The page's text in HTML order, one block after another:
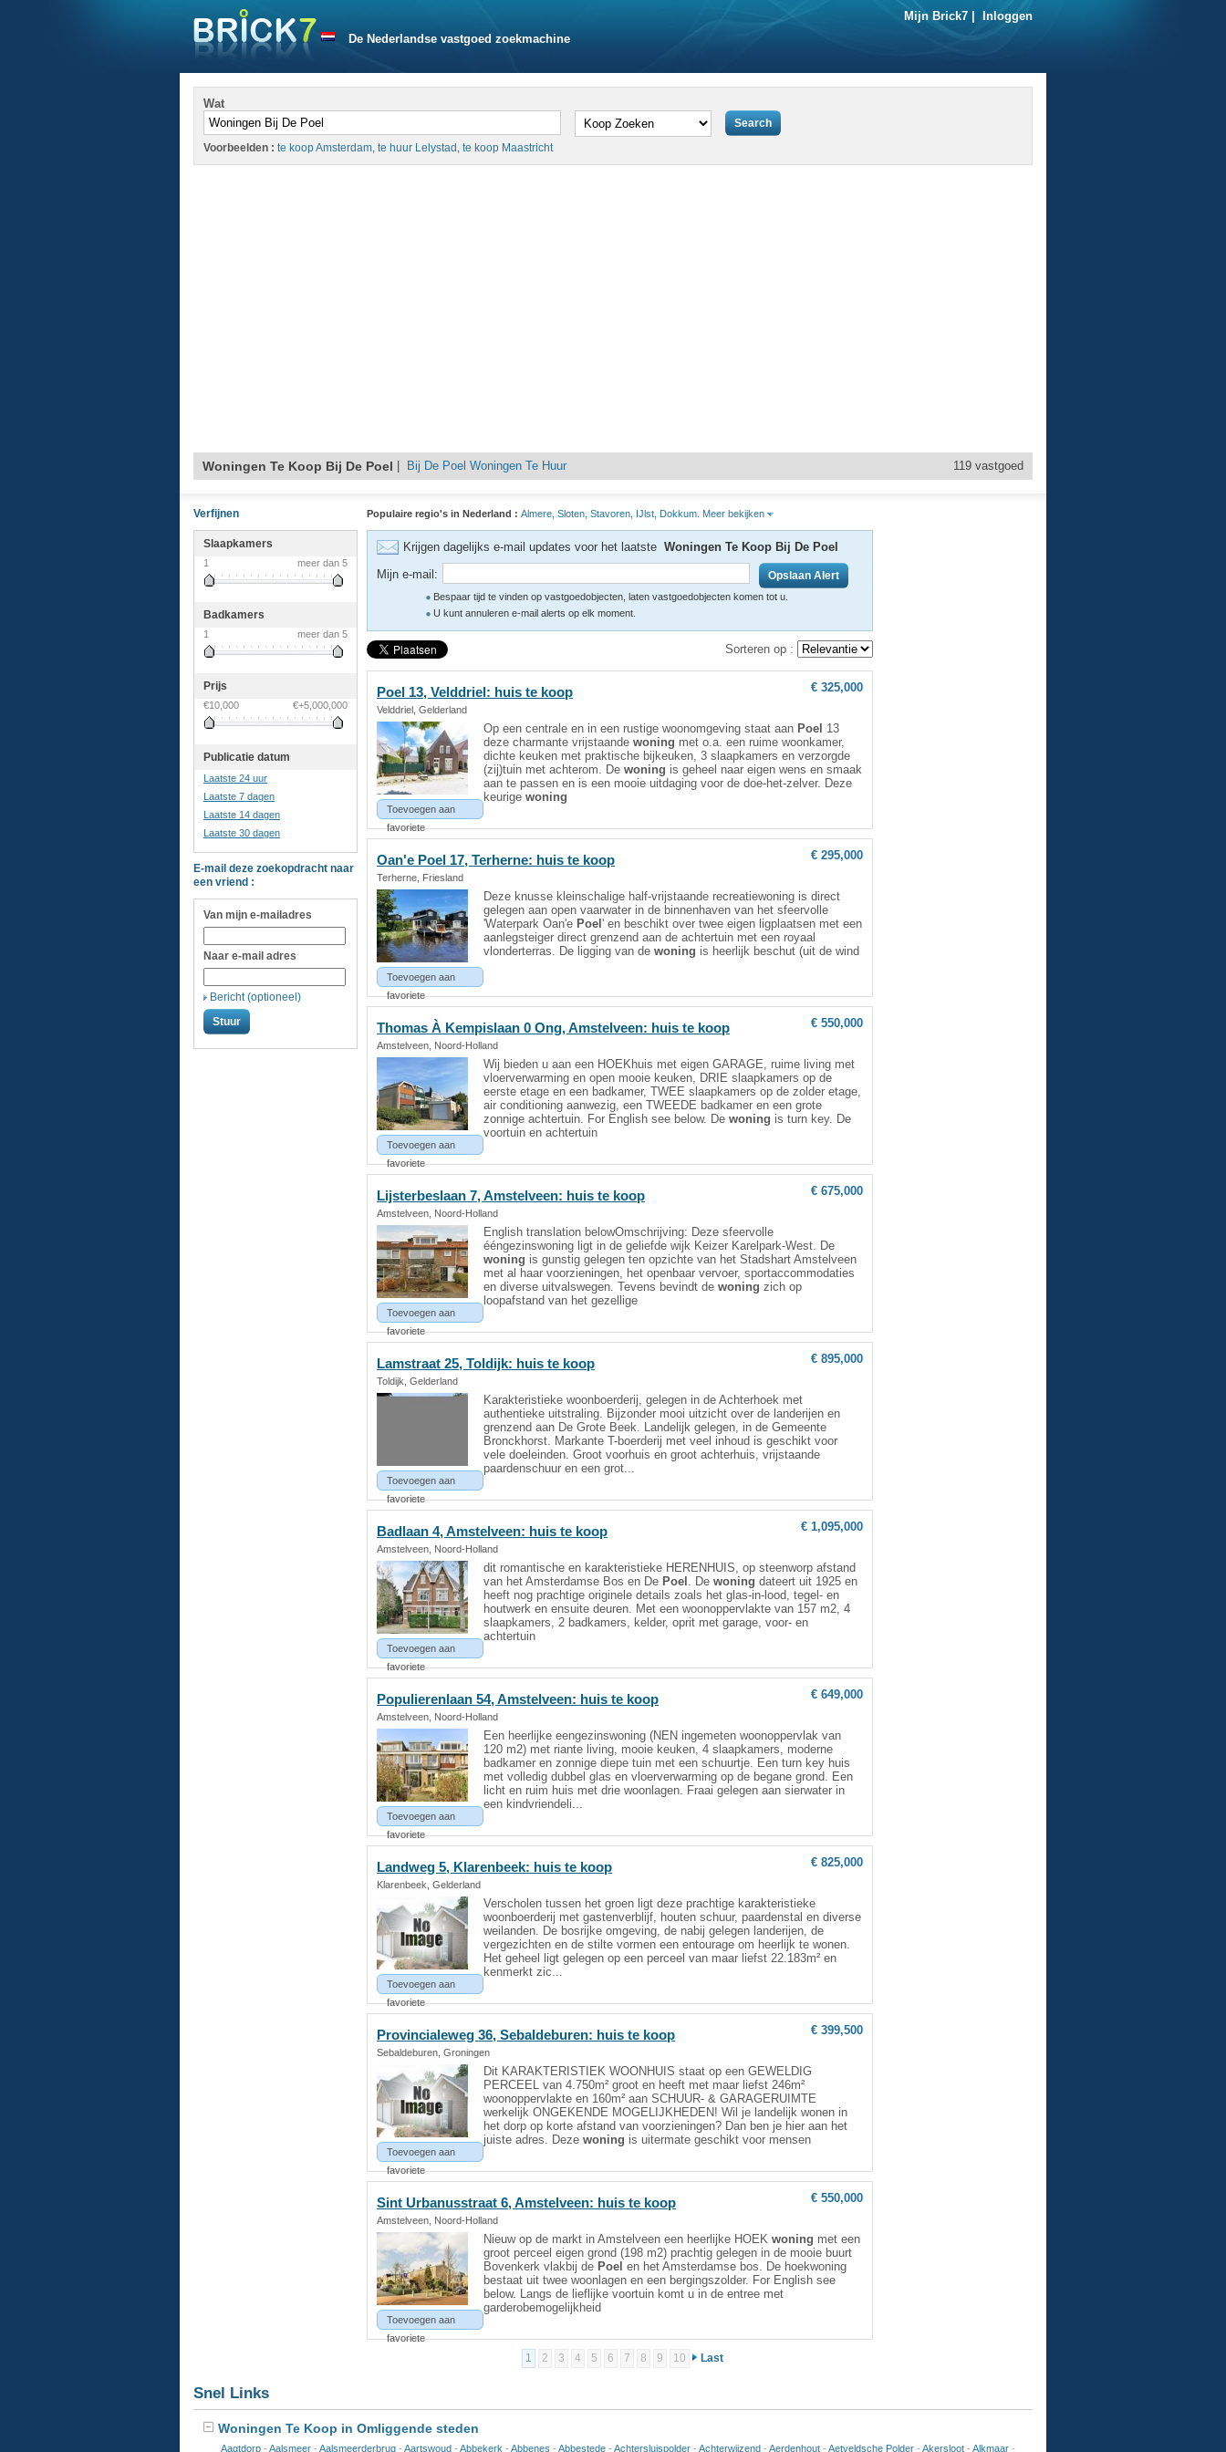
De Nederlandse vastgoed zoekmachine
Mijn Brick7 Inloggen
Wat
Voorbeelden : te koop Amsterdam, te huur Lelystad , te koop Maastricht
Woningen Te Koop Bij De Poel Bij De Poel Woningen Te Huur 119 vastgoed
Verfijnen
Slaapkamers
1
meer dan 5
Badkamers
1
meer dan 5
Prijs
€10,000
€+5,000,000
Publicatie datum
Laatste 24 uur
Laatste 7 dagen
Laatste 14 dagen
Laatste 30 dagen
E-mail deze zoekopdracht naar
een vriend :
Van mijn e-mailadres
Naar e-mail adres
Bericht (optioneel)
Populaire regio's in Nederland : Almere, Sloten, Stavoren, IJlst, Dokkum. Meer bekijken
Krijgen dagelijks e-mail updates voor het laatste Woningen Te Koop Bij De Poel
Mijn e-mail:
Bespaar tijd te vinden op vastgoedobjecten, laten vastgoedobjecten komen tot u.
U kunt annuleren e-mail alerts op elk moment.
Sorteren op :
Poel 13, Velddriel: huis te koop
Velddriel, Gelderland
€ 325,000
Toevoegen aan
favoriete
Op een centrale en in een rustige woonomgeving staat aan Poel 13
deze charmante vrijstaandewoning met o.a. een ruime woonkamer,
dichte keuken met praktische bijkeuken, 3 slaapkamers en verzorgde
(zij)tuin met achterom. Dewoning is geheel naar eigen wens en smaak
aan te passen en is een mooie uitdaging voor de doe-het-zelver. Deze
keurigewoning
Oan'e Poel 17, Terherne: huis te koop
Terherne, Friesland
€ 295,000
Toevoegen aan
favoriete
Deze knusse kleinschalige half-vrijstaande recreatiewoning is direct
gelegen aan open vaarwater in de binnenhaven van het sfeervolle
'Waterpark Oan'e Poel' en beschikt over twee eigen ligplaatsen met een
aanlegsteiger direct grenzend aan de achtertuin met een royaal
vlonderterras. De ligging van dewoning is heerlijk beschut (uit de wind
Thomas À Kempislaan 0 Ong, Amstelveen: huis te koop
Amstelveen, Noord-Holland
€ 550,000
Toevoegen aan
favoriete
Wij bieden u aan een HOEKhuis met eigen GARAGE, ruime living met
vloerverwarming en open mooie keuken, DRIE slaapkamers op de
eerste etage en een badkamer, TWEE slaapkamers op de zolder etage,
air conditioning aanwezig, een TWEEDE badkamer en een grote
zonnige achtertuin. For English see below. Dewoning is turn key. De
voortuin en achtertuin
Lijsterbeslaan 7, Amstelveen: huis te koop
Amstelveen, Noord-Holland
€ 675,000
Toevoegen aan
favoriete
English translation belowOmschrijving: Deze sfeervolle
ééngezinswoning ligt in de geliefde wijk Keizer Karelpark-West. De
woning is gunstig gelegen ten opzichte van het Stadshart Amstelveen
met al haar voorzieningen, het openbaar vervoer, sportaccommodaties
en diverse uitvalswegen. Tevens bevindt dewoning zich op
loopafstand van het gezellige
Lamstraat 25, Toldijk: huis te koop
Toldijk, Gelderland
€ 895,000
Toevoegen aan
favoriete
Karakteristieke woonboerderij, gelegen in de Achterhoek met
authentieke uitstraling. Bijzonder mooi uitzicht over de landerijen en
grenzend aan De Grote Beek. Landelijk gelegen, in de Gemeente
Bronckhorst. Markante T-boerderij met veel inhoud is geschikt voor
vele doeleinden. Groot voorhuis en groot achterhuis, vrijstaande
paardenschuur en een grot...
Badlaan 4, Amstelveen: huis te koop
Amstelveen, Noord-Holland
€ 1,095,000
Toevoegen aan
favoriete
dit romantische en karakteristieke HERENHUIS, op steenworp afstand
van het Amsterdamse Bos en De Poel . Dewoning dateert uit 1925 en
heeft nog prachtige originele details zoals het glas-in-lood, tegel- en
houtwerk en ensuite deuren. Met een woonoppervlakte van 157 m2, 4
slaapkamers, 2 badkamers, kelder, oprit met garage, voor- en
achtertuin
Populierenlaan 54, Amstelveen: huis te koop
Amstelveen, Noord-Holland
€ 649,000
Toevoegen aan
favoriete
Een heerlijke eengezinswoning (NEN ingemeten woonoppervlak van
120 m2) met riante living, mooie keuken, 4 slaapkamers, moderne
badkamer en zonnige diepe tuin met een schuurtje. Een turn key huis
met volledig dubbel glas en vloerverwarming op de begane grond. Een
licht en ruim huis met drie woonlagen. Fraai gelegen aan sierwater in
een kindvriendeli...
Landweg 5, Klarenbeek: huis te koop
Klarenbeek, Gelderland
€ 825,000
Toevoegen aan
favoriete
Verscholen tussen het groen ligt deze prachtige karakteristieke
woonboerderij met gastenverblijf, houten schuur, paardenstal en diverse
weilanden. De bosrijke omgeving, de nabij gelegen landerijen, de
vergezichten en de stilte vormen een entourage om heerlijk te wonen.
Het geheel ligt gelegen op een perceel van maar liefst 22.183m² en
kenmerkt zic...
Provincialeweg 36, Sebaldeburen: huis te koop
Sebaldeburen, Groningen
€ 399,500
Toevoegen aan
favoriete
Dit KARAKTERISTIEK WOONHUIS staat op een GEWELDIG
PERCEEL van 4.750m² groot en heeft met maar liefst 246m²
woonoppervlakte en 160m² aan SCHUUR- & GARAGERUIMTE
werkelijk ONGEKENDE MOGELIJKHEDEN! Wil je landelijk wonen in
het dorp op korte afstand van voorzieningen? Dan ben je hier aan het
juiste adres. Dezewoning is uitermate geschikt voor mensen
Sint Urbanusstraat 6, Amstelveen: huis te koop
Amstelveen, Noord-Holland
€ 550,000
Toevoegen aan
favoriete
Nieuw op de markt in Amstelveen een heerlijke HOEKwoning met een
groot perceel eigen grond (198 m2) prachtig gelegen in de mooie buurt
Bovenkerk vlakbij de Poel en het Amsterdamse bos. De hoekwoning
bestaat uit twee woonlagen en een bergingszolder. For English see
below. Langs de lieflijke voortuin komt u in de entree met
garderobemogelijkheid
1 2 3 4 5 6 7 8 9 10 Last
Snel Links
Woningen Te Koop in Omliggende steden
Aagtdorp - Aalsmeer - Aalsmeerderbrug - Aartswoud - Abbekerk - Abbenes - Abbestede - Achtersluispolder - Achterwijzend - Aerdenhout - Aetveldsche Polder - Akersloot - Alkmaar -